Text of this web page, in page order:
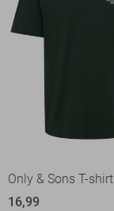
Only & Sons T-shirt
16,99